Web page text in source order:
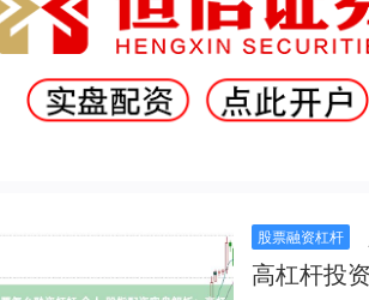
股票融资杠杆
高杠杆投